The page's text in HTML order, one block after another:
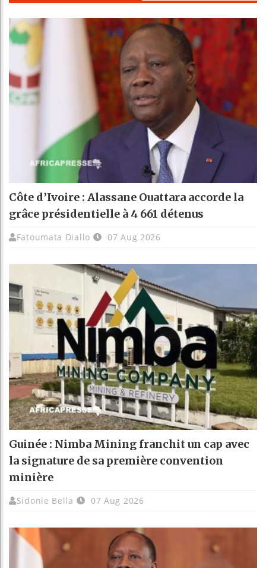
Côte d’Ivoire : Alassane Ouattara accorde la
grâce présidentielle à 4 661 détenus
Fatoumata Diallo 07 Aug 2026
Guinée : Nimba Mining franchit un cap avec
la signature de sa première convention
minière
Sidonie Bella 07 Aug 2026